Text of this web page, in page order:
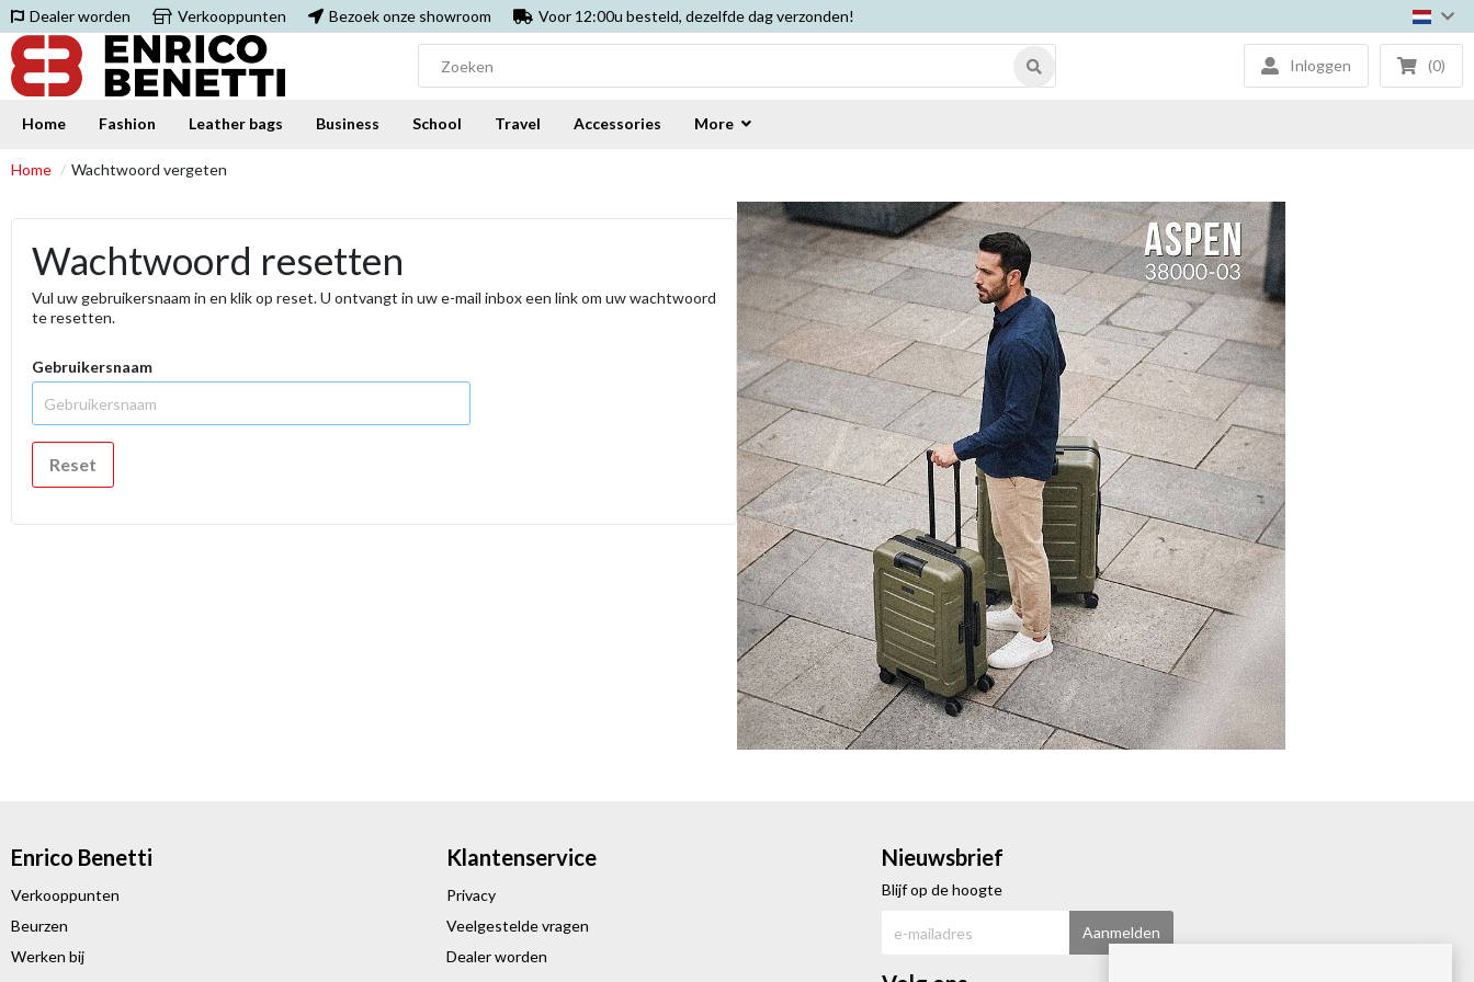
Dealer worden Verkooppunten Bezoek onze showroom Voor 12:00u besteld, dezelfde dag verzonden!
Inloggen (0)
Home Fashion Leather bags Business School Travel Accessories More
Home Wachtwoord vergeten
Wachtwoord resetten
Vul uw gebruikersnaam in en klik op reset. U ontvangt in uw e-mail inbox een link om uw wachtwoord
te resetten.
Gebruikersnaam
Enrico Benetti
Verkooppunten
Beurzen
Werken bij
Klantenservice
Privacy
Veelgestelde vragen
Dealer worden
Nieuwsbrief
Blijf op de hoogte
Aanmelden